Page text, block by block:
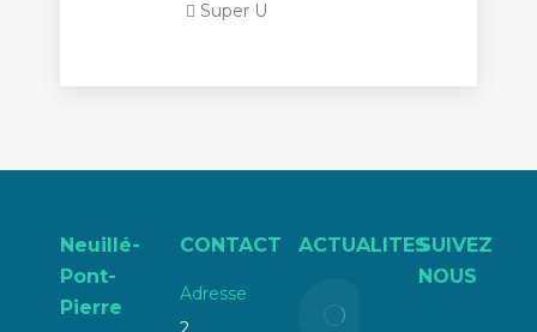
Super U
Neuillé-
Pont-
Pierre
CONTACT
Adresse
ACTUALITESSUIVEZ
NOUS